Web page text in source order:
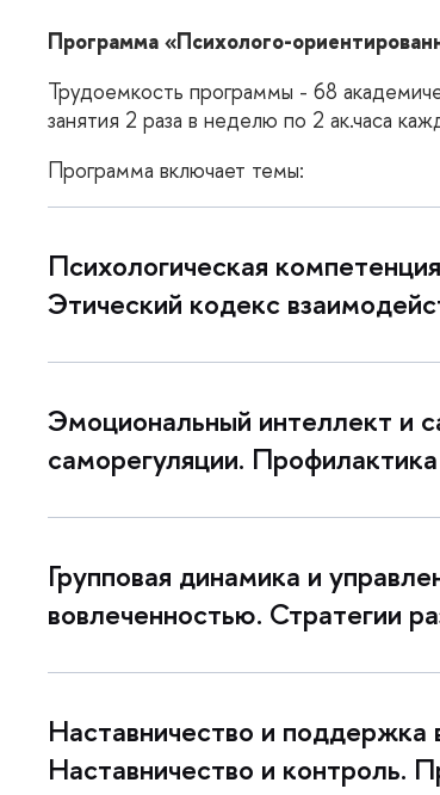
Программа «Психолого-
Трудоемкость программы - 68
занятия 2 раза в неделю по 2 ак.часа
Программа включает темы:
Психологическая
Этический кодекс
Эмоциональный интеллект и
саморегуляции.
Групповая динамика и
овлеченностью. Стратегии
Наставничество и поддержка
Наставничество и контроль.